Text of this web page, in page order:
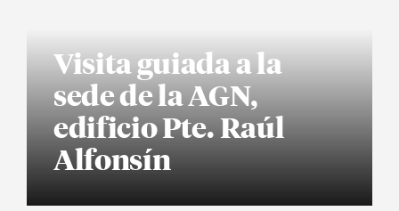
Visita guiada a la
sede de la AGN,
edificio Pte. Raúl
Alfonsín